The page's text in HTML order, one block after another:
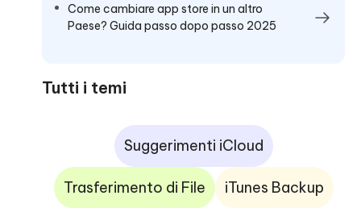
Come cambiare app store in un altro
Paese? Guida passo dopo passo 2025
Tutti i temi
Suggerimenti iCloud
Trasferimento di File iTunes Backup